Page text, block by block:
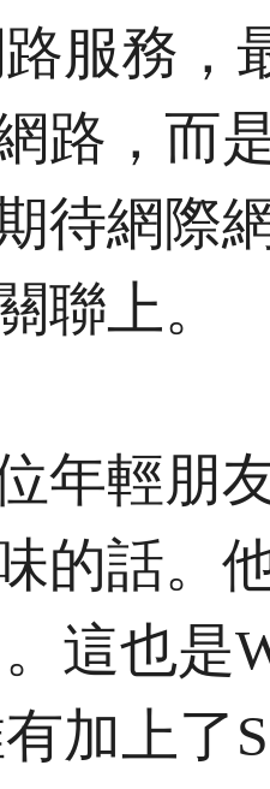
服務，
路，而
待網際
聯上。
年輕朋
的話。
。這也是
加上了